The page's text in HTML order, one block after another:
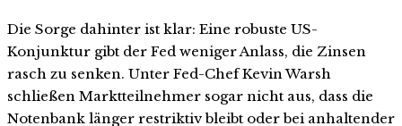
Die Sorge dahinter ist klar: Eine robuste US-
Konjunktur gibt der Fed weniger Anlass, die Zinsen
rasch zu senken. Unter Fed-Chef Kevin Warsh
schließen Marktteilnehmer sogar nicht aus, dass die
Notenbank länger restriktiv bleibt oder bei anhaltender